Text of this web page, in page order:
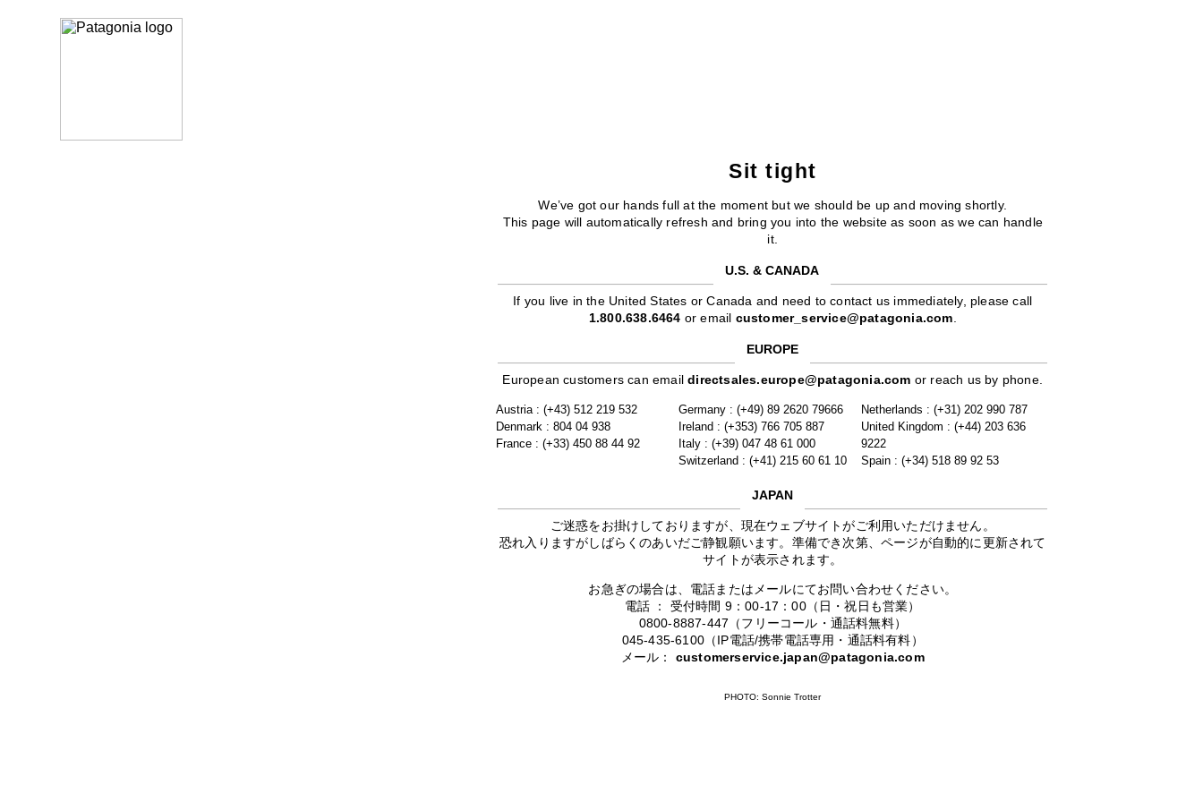
Sit tight
We’ve got our hands full at the moment but we should be up and moving shortly.
This page will automatically refresh and bring you into the website as soon as we can handle
it.
U.S. & CANADA
If you live in the United States or Canada and need to contact us immediately, please call
1.800.638.6464 or email customer_service@patagonia.com.
EUROPE
European customers can emaildirectsales.europe@patagonia.com or reach us by phone.
Austria : (+43) 512 219 532
Denmark : 804 04 938
France : (+33) 450 88 44 92
Germany : (+49) 89 2620 79666
Ireland : (+353) 766 705 887
Italy : (+39) 047 48 61 000
Switzerland : (+41) 215 60 61 10
Netherlands : (+31) 202 990 787
United Kingdom : (+44) 203 636
9222
Spain : (+34) 518 89 92 53
JAPAN
ご迷惑をお掛けしておりますが、現在ウェブサイトがご利用いただけません。
恐れ入りますがしばらくのあいだご静観願います。準備でき次第、ページが自動的に更新されて
サイトが表示されます。
お急ぎの場合は、電話またはメールにてお問い合わせください。
電話 ： 受付時間 9：00-17：00（日・祝日も営業）
0800-8887-447（フリーコール・通話料無料）
045-435-6100（IP電話/携帯電話専用・通話料有料）
メール： customerservice.japan@patagonia.com
PHOTO: Sonnie Trotter